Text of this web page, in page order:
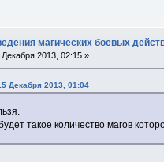
магических боевых
Декабря 2013, 02:15 »
Декабря 2013, 01:04
такое количество магов